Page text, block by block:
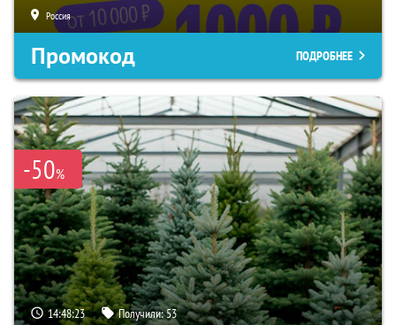
Россия
Промокод ПОДРОБНЕЕ
-50%
14:48:22 Получили:53